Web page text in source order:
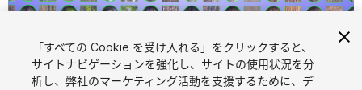
1/14
「すべての Cookie を受け入れる」をクリックすると、
サイトナビゲーションを強化し、サイトの使用状況を分
析し、弊社のマーケティング活動を支援するために、デ